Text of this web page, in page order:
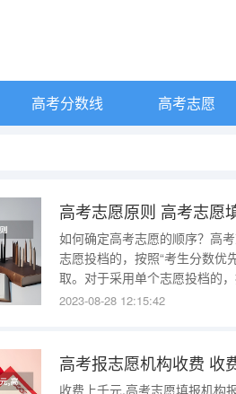
高考分数线 高考志愿
高考志愿原则 高考志愿
如何确定高考志愿的顺序？高
志愿投档的，按照“考生分数优
取。对于采用单个志愿投档的
取。对于艺术类本科提前批和
2023-08-28 12:15:42
收费上千元,高考志愿填报机构